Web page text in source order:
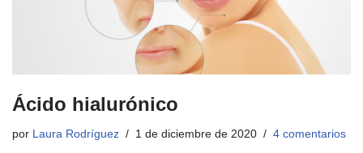
Ácido hialurónico
por Laura Rodríguez 1 de diciembre de 2020 4 comentarios